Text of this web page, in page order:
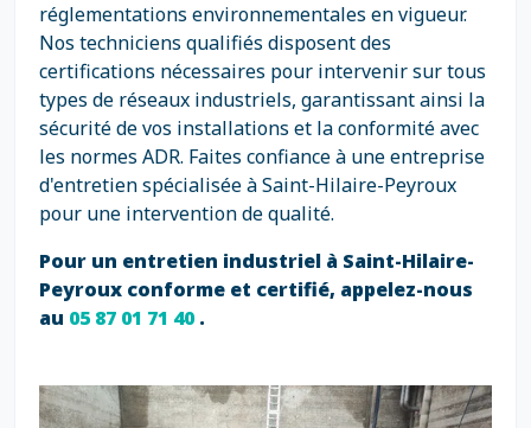
réglementations environnementales en vigueur.
Nos techniciens qualifiés disposent des
certifications nécessaires pour intervenir sur tous
types de réseaux industriels, garantissant ainsi la
sécurité de vos installations et la conformité avec
les normes ADR. Faites confiance à une entreprise
d'entretien spécialisée à Saint-Hilaire-Peyroux
pour une intervention de qualité.
Pour un entretien industriel à Saint-Hilaire-
Peyroux conforme et certifié, appelez-nous
au 05 87 01 71 40.